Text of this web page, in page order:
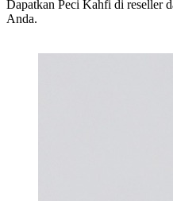
Dapatkan Peci Kahfi di reseller
Anda.